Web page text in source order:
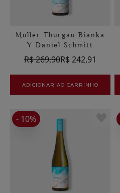
Müller Thurgau Bianka
Y Daniel Schmitt
R$ 269,90R$ 242,91
ADICIONAR AO CARRINHO
- 10%